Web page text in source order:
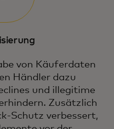
von Käuferdaten
Händler dazu
und illegitime
Zusätzlich
Schutz verbessert,